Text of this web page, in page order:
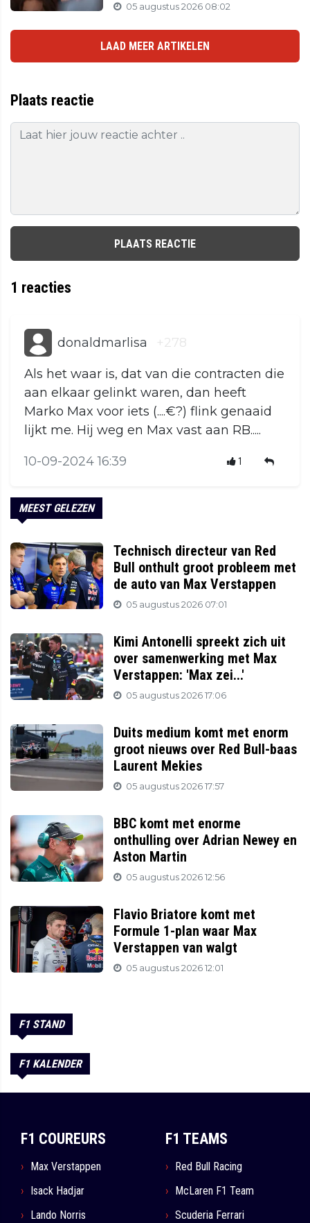
05 augustus 2026 08:02
LAAD MEER ARTIKELEN
Plaats reactie
PLAATS REACTIE
1 reacties
donaldmarlisa +278
Als het waar is, dat van die contracten die
aan elkaar gelinkt waren, dan heeft
Marko Max voor iets (....€?) flink genaaid
lijkt me. Hij weg en Max vast aan RB.....
10-09-2024 16:39 1
MEEST GELEZEN
Technisch directeur van Red
Bull onthult groot probleem met
de auto van Max Verstappen
05 augustus 2026 07:01
Kimi Antonelli spreekt zich uit
over samenwerking met Max
Verstappen: 'Max zei...'
05 augustus 2026 17:06
Duits medium komt met enorm
groot nieuws over Red Bull-baas
Laurent Mekies
05 augustus 2026 17:57
BBC komt met enorme
onthulling over Adrian Newey en
Aston Martin
05 augustus 2026 12:56
Flavio Briatore komt met
Formule 1-plan waar Max
Verstappen van walgt
05 augustus 2026 12:01
F1 STAND
F1 KALENDER
F1 COUREURS
Max Verstappen
Isack Hadjar
Lando Norris
F1 TEAMS
Red Bull Racing
McLaren F1 Team
Scuderia Ferrari